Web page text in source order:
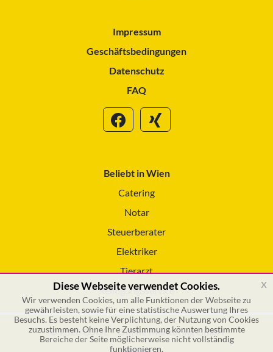
Impressum
Geschäftsbedingungen
Datenschutz
FAQ
Beliebt in Wien
Catering
Notar
Steuerberater
Elektriker
Tierarzt
Reinigungsservice
© 2026 GSOL – Online Marketing GmbH
Diese Webseite verwendet Cookies.
Wir verwenden Cookies, um alle Funktionen der Webseite zu
gewährleisten, sowie für eine statistische Auswertung Ihres
Besuchs. Es besteht keine Verplichtung, der Nutzung von Cookies
zuzustimmen. Ohne Ihre Zustimmung könnten bestimmte
Bereiche der Seite möglicherweise nicht vollständig
funktionieren.
x